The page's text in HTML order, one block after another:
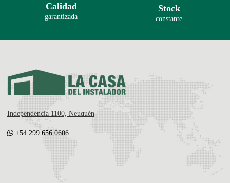
Calidad
garantizada
Stock
constante
Independencia 1100, Neuquén
+54 299 656 0606